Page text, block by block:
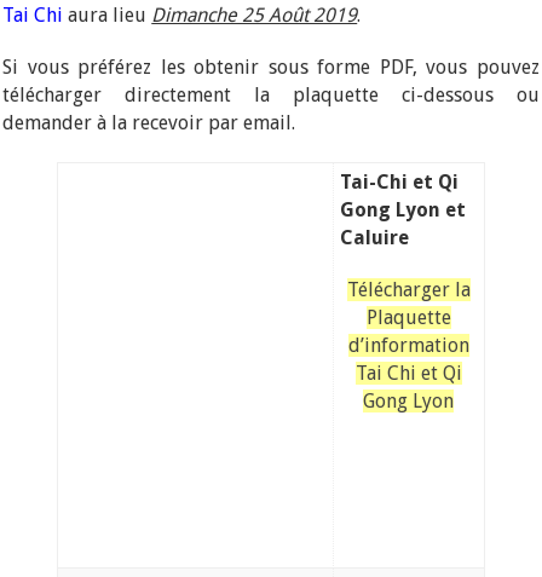
Tai Chi aura lieu Dimanche 25 Août 2019.
Si vous préférez les obtenir sous forme PDF, vous pouvez
télécharger directement la plaquette ci-dessous ou
demander à la recevoir par email.
Tai-Chi et Qi
Gong Lyon et
Caluire
Télécharger la
Plaquette
d’information
Tai Chi et Qi
Gong Lyon